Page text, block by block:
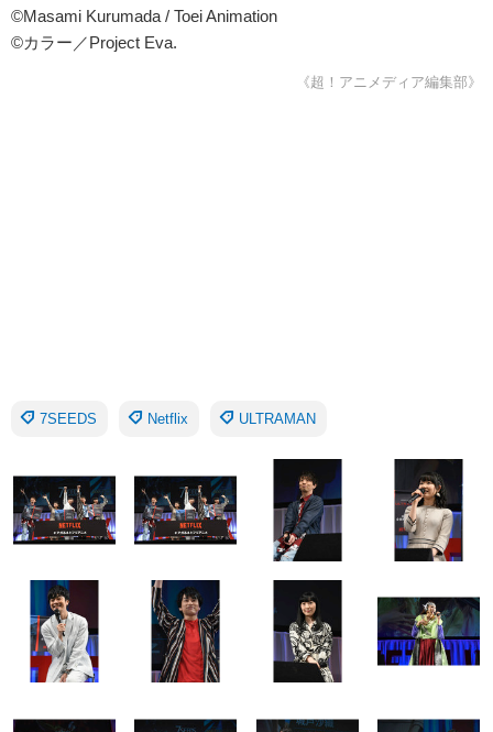
©Masami Kurumada / Toei Animation
©カラー／Project Eva.
《超！アニメディア編集部》
7SEEDS Netflix ULTRAMAN